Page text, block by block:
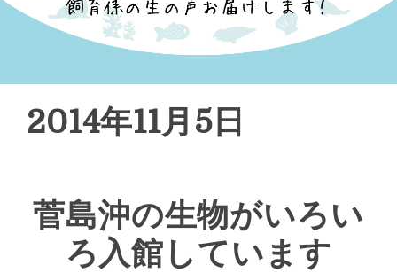
2014年11月5日
菅島沖の生物がいろい
ろ入館しています